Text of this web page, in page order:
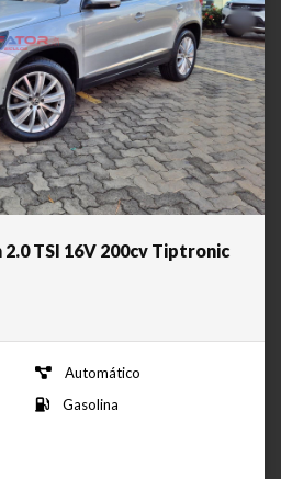
TSI 16V 200cv Tiptronic
Automático
Gasolina